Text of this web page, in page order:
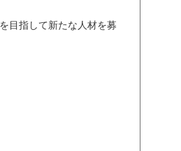
目指して新たな人材を募